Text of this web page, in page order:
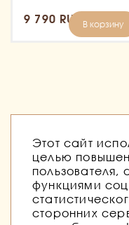
9 790 RUB В корзину
Этот сайт
целью
функциями
сторонних